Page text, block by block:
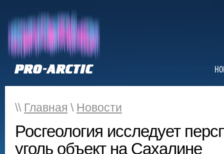
\\ Главная \ Новости
Росгеология исследует
уголь объект на Сахалине